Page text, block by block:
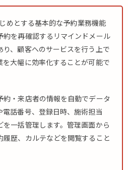
めとする基本的な予約業務機能
約を再確認するリマインドメール
り、顧客へのサービスを行う上で
を大幅に効率化することが可能で
約・来店者の情報を自動でデータ
電話番号、登録日時、施術担当
一括管理します。管理画面から
履歴、カルテなどを閲覧すること